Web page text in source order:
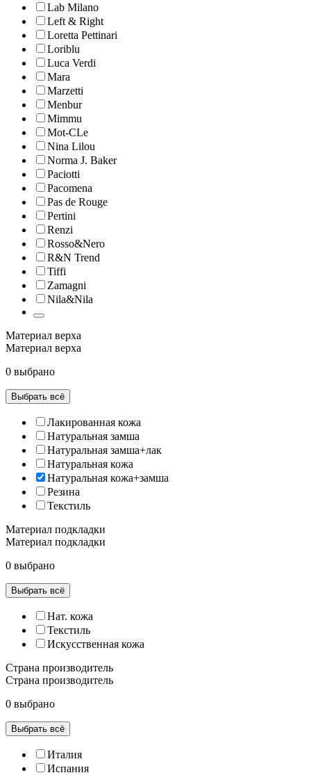
Lab Milano
Left & Right
Loretta Pettinari
Loriblu
Luca Verdi
Mara
Marzetti
Menbur
Mimmu
Mot-CLe
Nina Lilou
Norma J. Baker
Paciotti
Pacomena
Pas de Rouge
Pertini
Renzi
Rosso&Nero
R&N Trend
Tiffi
Zamagni
Nila&Nila
Материал верха
Материал верха
0 выбрано
Выбрать всё
Лакированная кожа
Натуральная замша
Натуральная замша+лак
Натуральная кожа
Натуральная кожа+замша
Резина
Текстиль
Материал подкладки
Материал подкладки
0 выбрано
Выбрать всё
Нат. кожа
Текстиль
Искусственная кожа
Страна производитель
Страна производитель
0 выбрано
Выбрать всё
Италия
Испания